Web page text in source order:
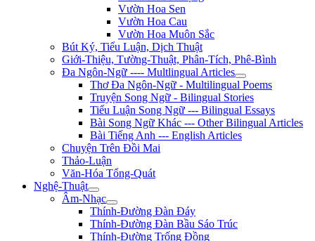
Vườn Hoa Sen
Vườn Hoa Cau
Vườn Hoa Muôn Sắc
Bút Ký, Tiểu Luận, Dịch Thuật
Giới-Thiệu, Tường-Thuật, Phân-Tích, Phê-Bình
Đa Ngôn-Ngữ ---- Multlingual Articles
Thơ Đa Ngôn-Ngữ - Multilingual Poems
Truyện Song Ngữ - Bilingual Stories
Tiểu Luận Song Ngữ --- Bilingual Essays
Bài Song Ngữ Khác --- Other Bilingual Articles
Bài Tiếng Anh --- English Articles
Chuyện Trên Đồi Mai
Thảo-Luận
Văn-Hóa Tổng-Quát
Nghệ-Thuật
Âm-Nhạc
Thính-Đường Đàn Đáy
Thính-Đường Đàn Bầu Sáo Trúc
Thính-Đường Trống Đồng